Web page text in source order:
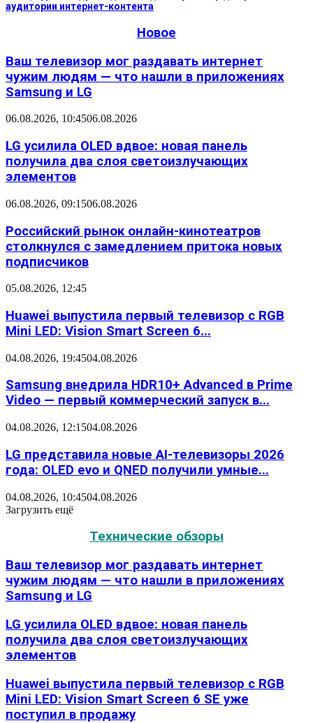
аудитории интернет-контента
Новое
Ваш телевизор мог раздавать интернет
чужим людям — что нашли в приложениях
Samsung и LG
06.08.2026, 10:4506.08.2026
LG усилила OLED вдвое: новая панель
получила два слоя светоизлучающих
элементов
06.08.2026, 09:1506.08.2026
Российский рынок онлайн-кинотеатров
столкнулся с замедлением притока новых
подписчиков
05.08.2026, 12:45
Huawei выпустила первый телевизор с RGB
Mini LED: Vision Smart Screen 6...
04.08.2026, 19:4504.08.2026
Samsung внедрила HDR10+ Advanced в Prime
Video — первый коммерческий запуск в...
04.08.2026, 12:1504.08.2026
LG представила новые AI-телевизоры 2026
года: OLED evo и QNED получили умные...
04.08.2026, 10:4504.08.2026
Загрузить ещё
Технические обзоры
Ваш телевизор мог раздавать интернет
чужим людям — что нашли в приложениях
Samsung и LG
LG усилила OLED вдвое: новая панель
получила два слоя светоизлучающих
элементов
Huawei выпустила первый телевизор с RGB
Mini LED: Vision Smart Screen 6 SE уже
поступил в продажу